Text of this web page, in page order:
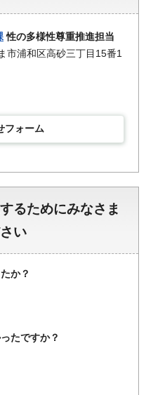
性の多様性尊重推進担当
市浦和区高砂三丁目15番1
フォーム
るためにみなさま
い
か？
たですか？